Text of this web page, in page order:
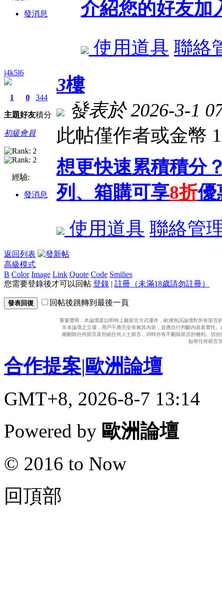
發消息
介紹您的好友加
使用道具 聯絡
j4k5l6
1
主題
0
好友
344
積分
初級會員
經驗:
發消息
3樓
發表於 2026-3-1
此帖僅作者或金幣
想更快速累積積分
列、箱購可享8折優
使用道具 聯絡管
返回列表
高級模式
B Color Image Link Quote Code Smilies
您需要登錄後才可以回帖 登錄 | 註冊（未滿18歲請勿註冊）
發表回復 回帖後跳轉到最後一頁
重要聲明：本論壇是以即時上載留言方式運作，歐洲魚訊論壇對所有留
非本論壇之立場，用戶不應完全依賴其內容，並應自行判斷內容真實性
權刪除任何留言及拒絕任何人士留言，同時亦有不刪除留言的權利。切
如有任何留言
合作提案|歐洲論壇
GMT+8, 2026-8-7 13:14
Powered by 歐洲論壇
© 2016 to Now
回頂部